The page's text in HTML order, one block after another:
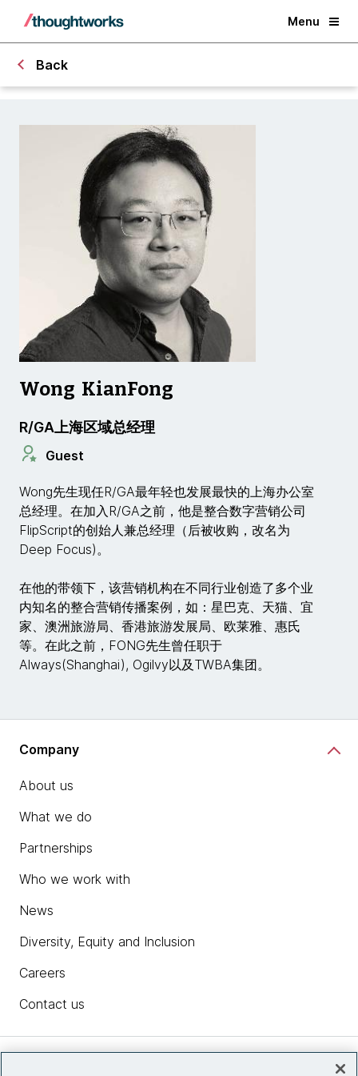
Menu
Back
Wong KianFong
R/GA上海区域总经理
Guest
Wong先生现任R/GA最年轻也发展最快的上海办公室
总经理。在加入R/GA之前，他是整合数字营销公司
FlipScript的创始人兼总经理（后被收购，改名为
Deep Focus)。
在他的带领下，该营销机构在不同行业创造了多个业
内知名的整合营销传播案例，如：星巴克、天猫、宜
家、澳洲旅游局、香港旅游发展局、欧莱雅、惠氏
等。在此之前，FONG先生曾任职于
Always(Shanghai), Ogilvy以及TWBA集团。
Company
About us
What we do
Partnerships
Who we work with
News
Diversity, Equity and Inclusion
Careers
Contact us